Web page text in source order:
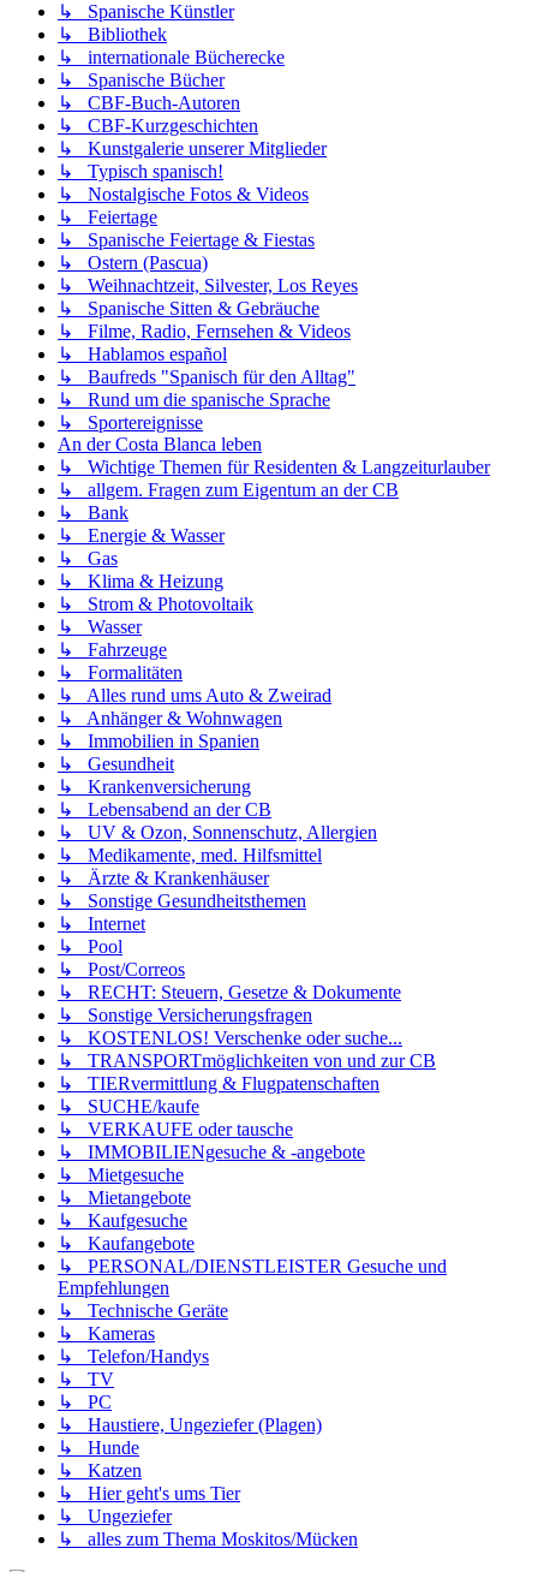
↳ Spanische Künstler
↳ Bibliothek
↳ internationale Bücherecke
↳ Spanische Bücher
↳ CBF-Buch-Autoren
↳ CBF-Kurzgeschichten
↳ Kunstgalerie unserer Mitglieder
↳ Typisch spanisch!
↳ Nostalgische Fotos & Videos
↳ Feiertage
↳ Spanische Feiertage & Fiestas
↳ Ostern (Pascua)
↳ Weihnachtzeit, Silvester, Los Reyes
↳ Spanische Sitten & Gebräuche
↳ Filme, Radio, Fernsehen & Videos
↳ Hablamos español
↳ Baufreds "Spanisch für den Alltag"
↳ Rund um die spanische Sprache
↳ Sportereignisse
An der Costa Blanca leben
↳ Wichtige Themen für Residenten & Langzeiturlauber
↳ allgem. Fragen zum Eigentum an der CB
↳ Bank
↳ Energie & Wasser
↳ Gas
↳ Klima & Heizung
↳ Strom & Photovoltaik
↳ Wasser
↳ Fahrzeuge
↳ Formalitäten
↳ Alles rund ums Auto & Zweirad
↳ Anhänger & Wohnwagen
↳ Immobilien in Spanien
↳ Gesundheit
↳ Krankenversicherung
↳ Lebensabend an der CB
↳ UV & Ozon, Sonnenschutz, Allergien
↳ Medikamente, med. Hilfsmittel
↳ Ärzte & Krankenhäuser
↳ Sonstige Gesundheitsthemen
↳ Internet
↳ Pool
↳ Post/Correos
↳ RECHT: Steuern, Gesetze & Dokumente
↳ Sonstige Versicherungsfragen
↳ KOSTENLOS! Verschenke oder suche...
↳ TRANSPORTmöglichkeiten von und zur CB
↳ TIERvermittlung & Flugpatenschaften
↳ SUCHE/kaufe
↳ VERKAUFE oder tausche
↳ IMMOBILIENgesuche & -angebote
↳ Mietgesuche
↳ Mietangebote
↳ Kaufgesuche
↳ Kaufangebote
↳ PERSONAL/DIENSTLEISTER Gesuche und
Empfehlungen
↳ Technische Geräte
↳ Kameras
↳ Telefon/Handys
↳ TV
↳ PC
↳ Haustiere, Ungeziefer (Plagen)
↳ Hunde
↳ Katzen
↳ Hier geht's ums Tier
↳ Ungeziefer
↳ alles zum Thema Moskitos/Mücken